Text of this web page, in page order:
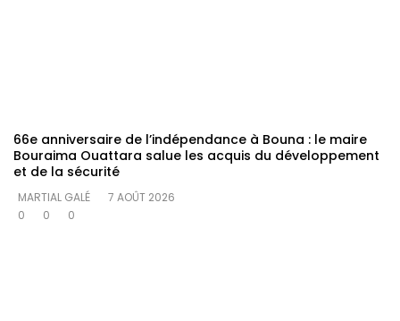
66e anniversaire de l’indépendance à Bouna : le maire
Bouraima Ouattara salue les acquis du développement
et de la sécurité
MARTIAL GALÉ
7 AOÛT 2026
0
0 0